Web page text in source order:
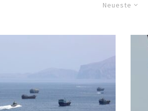
Neueste